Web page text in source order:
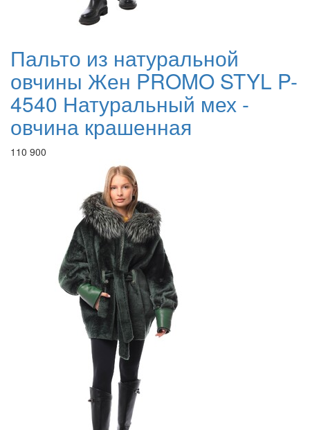
Пальто из натуральной
овчины Жен PROMO STYL P-
4540 Натуральный мех -
овчина крашенная
110 900